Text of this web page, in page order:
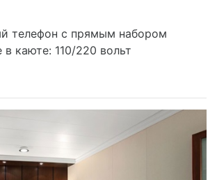
телефон с прямым набором
каюте: 110/220 вольт